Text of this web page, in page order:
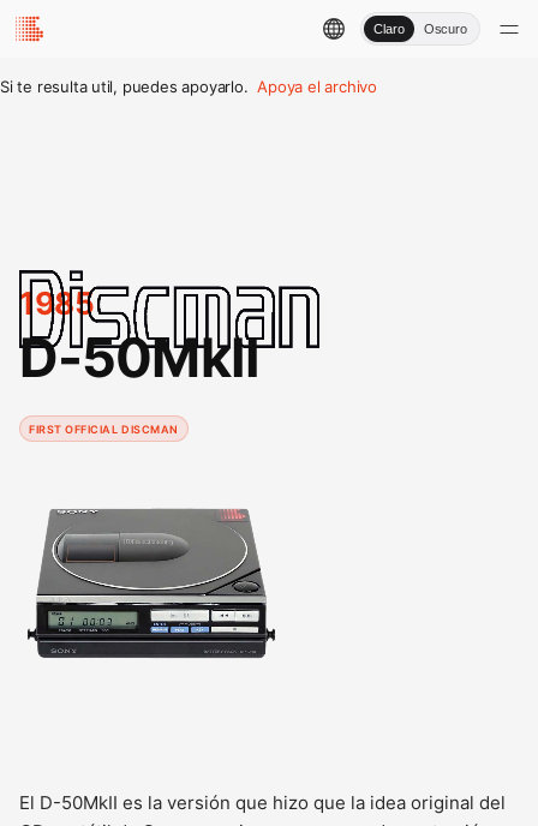
Claro Oscuro
Si te resulta util, puedes apoyarlo. Apoya el archivo
1985
D-50MkII
FIRST OFFICIAL DISCMAN
El D-50MkII es la versión que hizo que la idea original del